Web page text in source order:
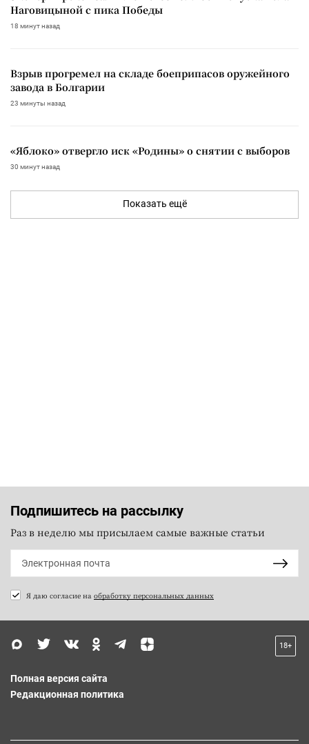
Наговицыной с пика Победы
18 минут назад
Взрыв прогремел на складе боеприпасов оружейного
завода в Болгарии
23 минуты назад
«Яблоко» отвергло иск «Родины» о снятии с выборов
30 минут назад
Показать ещё
Подпишитесь на рассылку
Раз в неделю мы присылаем самые важные статьи
Я даю согласие на обработку персональных данных
18+
Полная версия сайта
Редакционная политика